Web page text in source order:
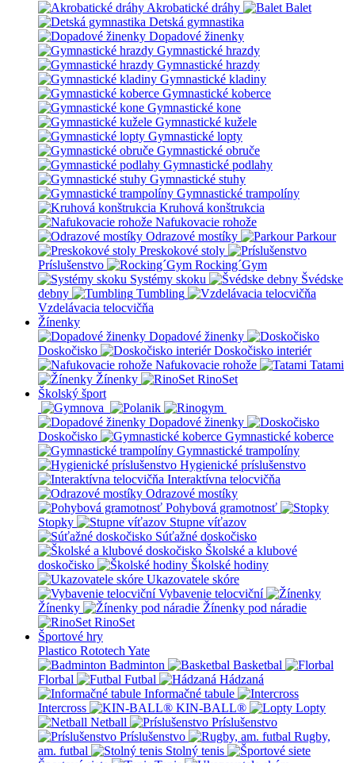
Akrobatické dráhy
Balet
Detská gymnastika
Dopadové žinenky
Gymnastické hrazdy
Gymnastické hrazdy
Gymnastické kladiny
Gymnastické koberce
Gymnastické kone
Gymnastické kužele
Gymnastické lopty
Gymnastické obruče
Gymnastické podlahy
Gymnastické stuhy
Gymnastické trampolíny
Kruhová konštrukcia
Nafukovacie rohože
Odrazové mostíky
Parkour
Preskokové stoly
Príslušenstvo
Rocking´Gym
Systémy skoku
Švédske
debny
Tumbling
Vzdelávacia telocvičňa
Žínenky
Dopadové žinenky
Doskočisko
Doskočisko interiér
Nafukovacie rohože
Tatami
Žínenky
RinoSet
Školský šport
Dopadové žinenky
Doskočisko
Gymnastické koberce
Gymnastické trampolíny
Hygienické príslušenstvo
Interaktívna telocvičňa
Odrazové mostíky
Pohybová gramotnosť
Stopky
Stupne víťazov
Súťažné doskočisko
Školské a klubové
doskočisko
Školské hodiny
Ukazovatele skóre
Vybavenie telocviční
Žínenky
Žínenky pod náradie
RinoSet
Športové hry
Plastico Rototech Yate
Badminton
Basketbal
Florbal
Futbal
Hádzaná
Informačné tabule
Intercross
KIN-BALL®
Lopty
Netball
Príslušenstvo
Príslušenstvo
Rugby,
am. futbal
Stolný tenis